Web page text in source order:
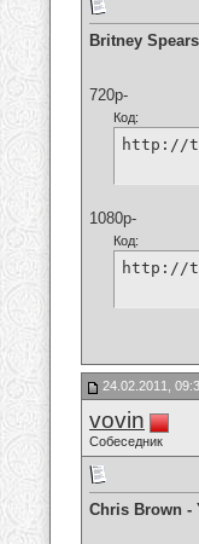
Britney
720p-
Код:
http://
1080p-
Код:
http://
24.02.2011,
vovin
Собеседник
Chris Brown -